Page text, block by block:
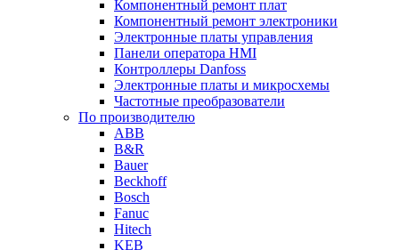
Компонентный ремонт плат
Компонентный ремонт электроники
Электронные платы управления
Панели оператора HMI
Контроллеры Danfoss
Электронные платы и микросхемы
Частотные преобразователи
По производителю
ABB
B&R
Bauer
Beckhoff
Bosch
Fanuc
Hitech
KEB